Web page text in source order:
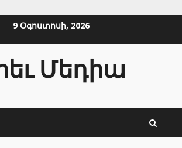
9 Օգոստոսի, 2026
Մեդիա